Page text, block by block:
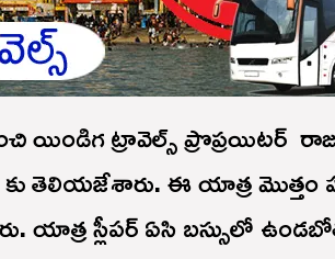
యిండిగ ట్రావెల్స్ ప్రొప్రయిటర్
కు తెలియజేశారు. ఈ యాత్ర మొత్తం
యాత్ర స్లీపర్ ఏసి బస్సులో